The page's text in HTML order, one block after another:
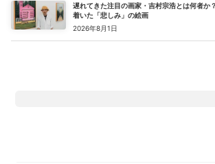
遅れてきた注目の画家・吉村宗浩とは何者か
着いた「悲しみ」の絵画
2026年8月1日